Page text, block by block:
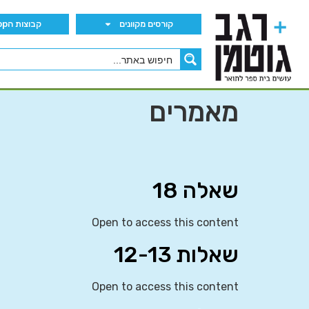
קורסים מקוונים קבוצות הWhatsApp
מאמרים
שאלה 18
Open to access this content
שאלות 12-13
Open to access this content